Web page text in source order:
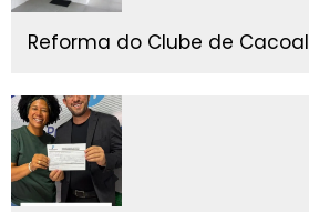
Reforma do Clube de Cacoal